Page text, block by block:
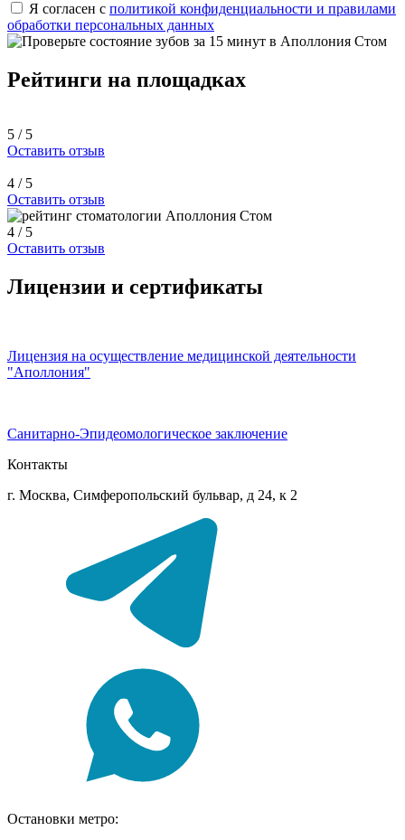
Я согласен с политикой конфиденциальности и правилами
обработки персональных данных
Рейтинги на площадках
5 / 5
Оставить отзыв
4 / 5
Оставить отзыв
4 / 5
Оставить отзыв
Лицензии и сертификаты
Лицензия на осуществление медицинской деятельности
"Аполлония"
Санитарно-Эпидеомологическое заключение
Контакты
г. Москва, Симферопольский бульвар, д 24, к 2
Остановки метро: